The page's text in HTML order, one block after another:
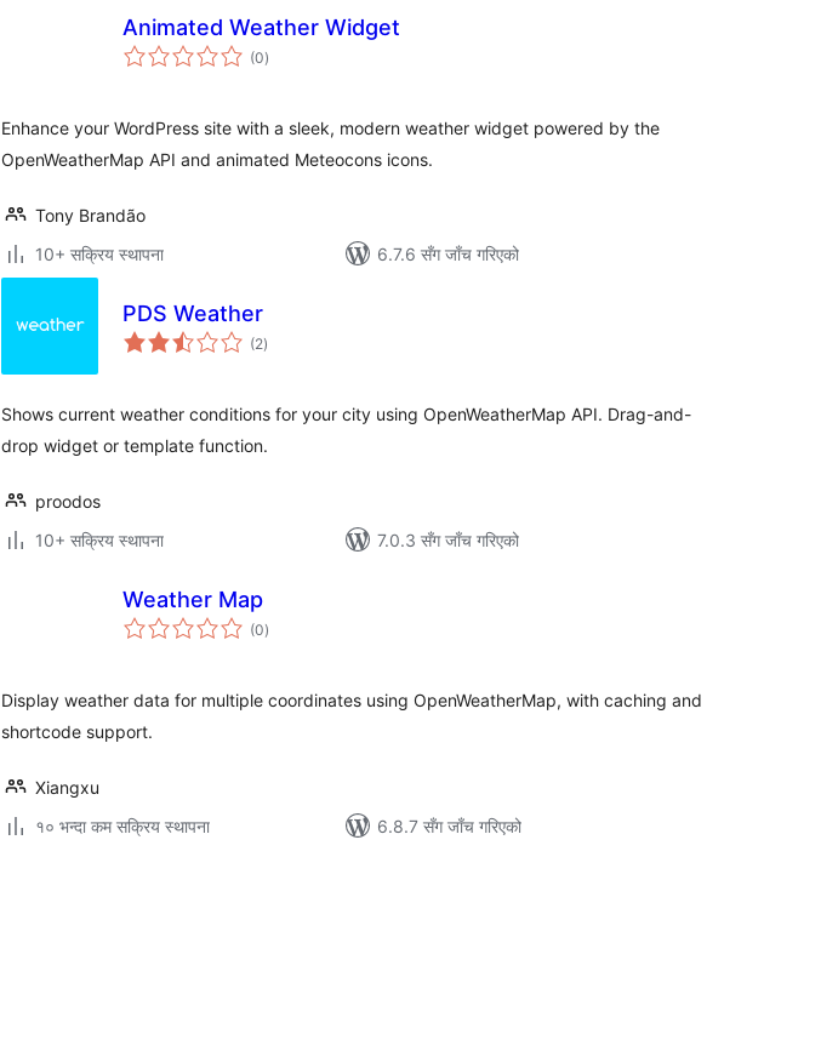
Animated Weather Widget
(0कुल
रेटिङ्गहरू
)
Enhance your WordPress site with a sleek, modern weather widget powered by the
OpenWeatherMap API and animated Meteocons icons.
Tony Brandão
10+ सक्रिय स्थापना
6.7.6 सँग जाँच गरिएको
PDS Weather
(2कुल
रेटिङ्गहरू
)
Shows current weather conditions for your city using OpenWeatherMap API. Drag-and-
drop widget or template function.
proodos
10+ सक्रिय स्थापना
7.0.3 सँग जाँच गरिएको
Weather Map
(0कुल
रेटिङ्गहरू
)
Display weather data for multiple coordinates using OpenWeatherMap, with caching and
shortcode support.
Xiangxu
१० भन्दा कम सक्रिय स्थापना
6.8.7 सँग जाँच गरिएको